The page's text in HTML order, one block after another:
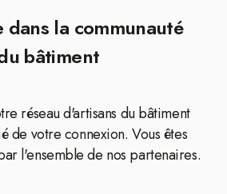
dans la communauté
bâtiment
réseau d'artisans du bâtiment
de votre connexion. Vous êtes
l'ensemble de nos partenaires.